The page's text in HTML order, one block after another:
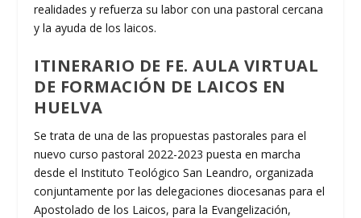
realidades y refuerza su labor con una pastoral cercana
y la ayuda de los laicos.
ITINERARIO DE FE. AULA VIRTUAL
DE FORMACIÓN DE LAICOS EN
HUELVA
Se trata de una de las propuestas pastorales para el
nuevo curso pastoral 2022-2023 puesta en marcha
desde el Instituto Teológico San Leandro, organizada
conjuntamente por las delegaciones diocesanas para el
Apostolado de los Laicos, para la Evangelización,